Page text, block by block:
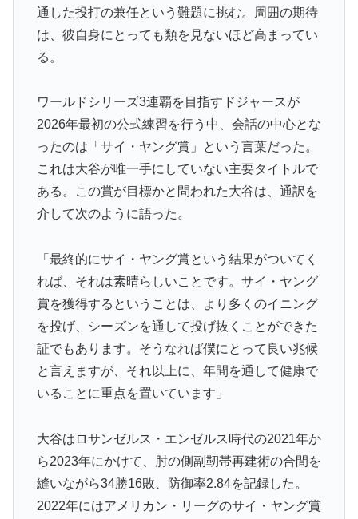
大問題にw
▶ 海外「日本はさすが過ぎるｗ」 日本は野生動物の喧嘩
さえ可愛くなってしまうと世界が騒然
ト1入りに現実味!?2030大会で出場枠「64」なら追い風
に！アメリカ人もポット1争いに熱視線！【海外の反
応】
▶
ぺこぱ松蔭寺「みんな右とか左とか拘りすぎ。思想関係
なく応援しようよ」
▶ 【衝撃】韓国人「エボシ御前の声の人、若い頃がこれか
「1個9,983キロカロリー、成人が4〜5日かけて食べる
量」店名は『心臓発作グリル』、そこで本当に心臓発作
が起きた日
▶ 新聞さん、壮大な縦読みを仕込んでしまうwww
海外「親が買った覚えのないプレゼントが山積みなのに
誰も騒がない」サンタ映画最大の設定の穴…？
しい…（ﾌﾞﾙﾌﾞﾙ」＝韓国の反応
外国人「日本の未来は安泰だ」16歳MF三井寺眞、衝撃
ゴール！久保建英超え歴代2位の記録！3得点に絡む活躍
で海外絶賛！【海外の反応】
通した投打の兼任という難題に挑む。周囲の期待
は、彼自身にとっても類を見ないほど高まってい
る。
ワールドシリーズ3連覇を目指すドジャースが
2026年最初の公式練習を行う中、会話の中心とな
ったのは「サイ・ヤング賞」という言葉だった。
これは大谷が唯一手にしていない主要タイトルで
ある。この賞が目標かと問われた大谷は、通訳を
介して次のように語った。
「最終的にサイ・ヤング賞という結果がついてく
れば、それは素晴らしいことです。サイ・ヤング
賞を獲得するということは、より多くのイニング
を投げ、シーズンを通して投げ抜くことができた
証でもあります。そうなれば僕にとって良い兆候
と言えますが、それ以上に、年間を通して健康で
いることに重点を置いています」
大谷はロサンゼルス・エンゼルス時代の2021年か
ら2023年にかけて、肘の側副靭帯再建術の合間を
縫いながら34勝16敗、防御率2.84を記録した。
2022年にはアメリカン・リーグのサイ・ヤング賞